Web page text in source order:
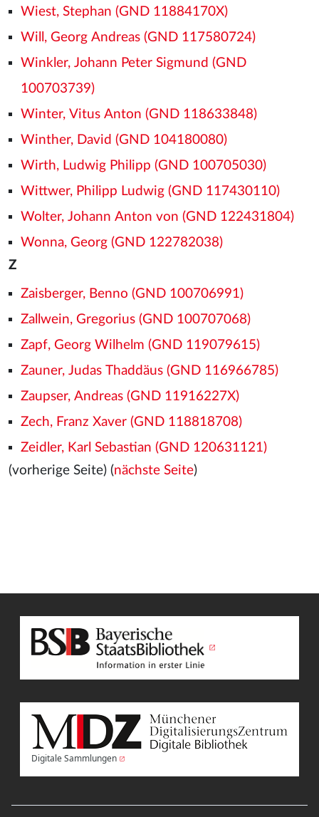
Wiest, Stephan (GND 11884170X)
Will, Georg Andreas (GND 117580724)
Winkler, Johann Peter Sigmund (GND
100703739)
Winter, Vitus Anton (GND 118633848)
Winther, David (GND 104180080)
Wirth, Ludwig Philipp (GND 100705030)
Wittwer, Philipp Ludwig (GND 117430110)
Wolter, Johann Anton von (GND 122431804)
Wonna, Georg (GND 122782038)
Z
Zaisberger, Benno (GND 100706991)
Zallwein, Gregorius (GND 100707068)
Zapf, Georg Wilhelm (GND 119079615)
Zauner, Judas Thaddäus (GND 116966785)
Zaupser, Andreas (GND 11916227X)
Zech, Franz Xaver (GND 118818708)
Zeidler, Karl Sebastian (GND 120631121)
(vorherige Seite) (nächste Seite)
Digitale Sammlungen